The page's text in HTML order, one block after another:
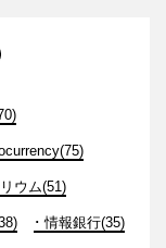
ウム(51)
情報銀行(35)